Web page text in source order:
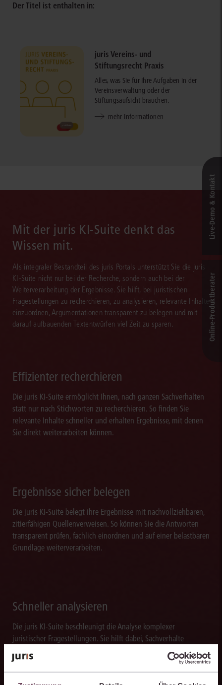
Der Titel ist enthalten in:
juris Vereins- und
Stiftungsrecht Praxis
Alles, was Sie für Ihre Aufgaben in der
Vereinsverwaltung oder der
Stiftungsaufsicht brauchen.
mehr Informationen
Mit der juris KI-Suite denkt das
Wissen mit.
Als integraler Bestandteil des juris Portals unterstützt Sie die juris
KI-Suite nicht nur bei der Recherche, sondern auch bei der
Weiterverarbeitung der Ergebnisse. Sie hilft, bei juristischen
Fragestellungen zu recherchieren, zu analysieren, relevante Inhalte
einzuordnen, Argumentationen transparent zu belegen und mit
darauf aufbauenden Textentwürfen viel Zeit zu sparen.
Effizienter recherchieren
Die juris KI-Suite ermöglicht Ihnen, nach ganzen Sachverhalten
statt nur nach Stichworten zu recherchieren. So finden Sie
relevante Inhalte schneller und erhalten Ergebnisse, mit denen
Sie direkt weiterarbeiten können.
Ergebnisse sicher belegen
Die juris KI-Suite belegt ihre Ergebnisse mit nachvollziehbaren,
zitierfähigen Quellenverweisen. So können Sie die Antworten
transparent prüfen, fachlich einordnen und auf einer belastbaren
Grundlage weiterverarbeiten.
Schneller analysieren
Die juris KI-Suite beschleunigt die Analyse komplexer
juristischer Fragestellungen. Sie hilft dabei, Sachverhalte
einzuordnen, Zusammenhänge zu erkennen und belastbare
Ansatzpunkte für die weitere Bearbeitung zu gewinnen. Dabei
können Sie sich auf die Quellenqualität und die Aktualität des
Live‑Demo & Kontakt
Online-Produkt­berater